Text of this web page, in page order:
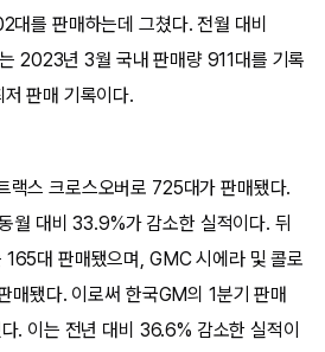
를 판매하는데 그쳤다. 전월 대비
2023년 3월 국내 판매량 911대를 기록
판매 기록이다.
랙스 크로스오버로 725대가 판매됐다.
월 대비 33.9%가 감소한 실적이다. 뒤
165대 판매됐으며, GMC 시에라 및 콜로
매됐다. 이로써 한국GM의 1분기 판매
. 이는 전년 대비 36.6% 감소한 실적이